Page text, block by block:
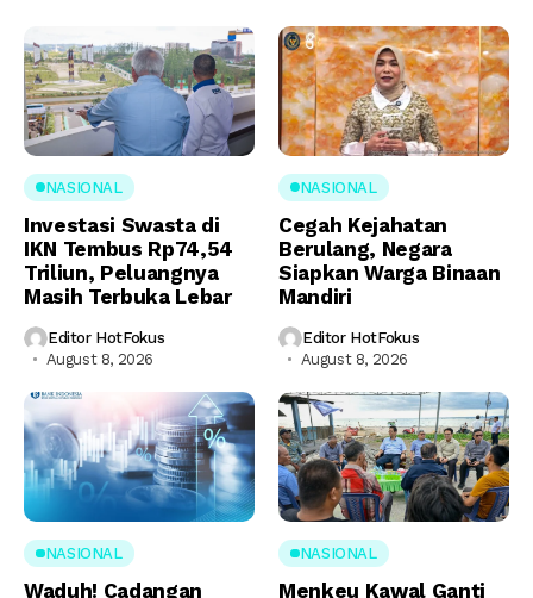
NASIONAL
Investasi Swasta di
IKN Tembus Rp74,54
Triliun, Peluangnya
Masih Terbuka Lebar
Editor HotFokus
August 8, 2026
NASIONAL
Cegah Kejahatan
Berulang, Negara
Siapkan Warga Binaan
Mandiri
Editor HotFokus
August 8, 2026
NASIONAL
Waduh! Cadangan
NASIONAL
Menkeu Kawal Ganti